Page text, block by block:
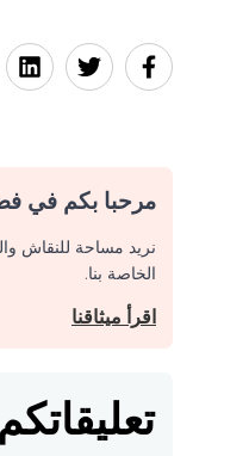
مرحبا بكم في
نريد مساحة للنقاش
الخاصة بنا.
اقرأ ميثاقنا
تعليقاتكم